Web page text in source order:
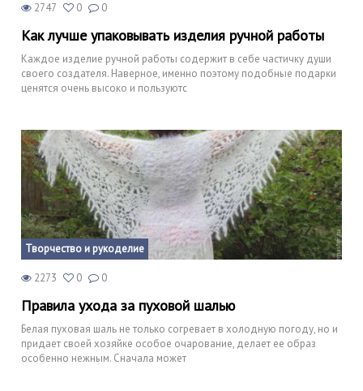
2747 0 0
Как лучше упаковывать изделия ручной работы
Каждое изделие ручной работы содержит в себе частичку души
своего создателя. Наверное, именно поэтому подобные подарки
ценятся очень высоко и пользуютс
Творчество и рукоделие
2273 0 0
Правила ухода за пуховой шалью
Белая пуховая шаль не только согревает в холодную погоду, но и
придает своей хозяйке особое очарование, делает ее образ
особенно нежным. Сначала может